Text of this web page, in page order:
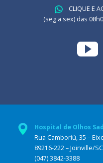
CLIQUE E
(seg a sex) das
Hospital de Olhos
Rua Camboriú, 35 –
89216-222 – Joinville/
(047) 3842-3388